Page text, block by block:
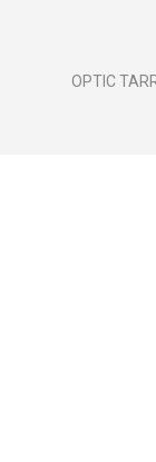
OPTIC